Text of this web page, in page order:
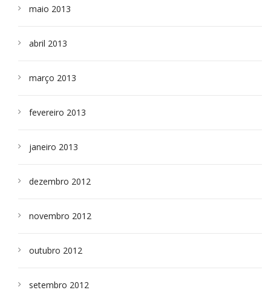
maio 2013
abril 2013
março 2013
fevereiro 2013
janeiro 2013
dezembro 2012
novembro 2012
outubro 2012
setembro 2012